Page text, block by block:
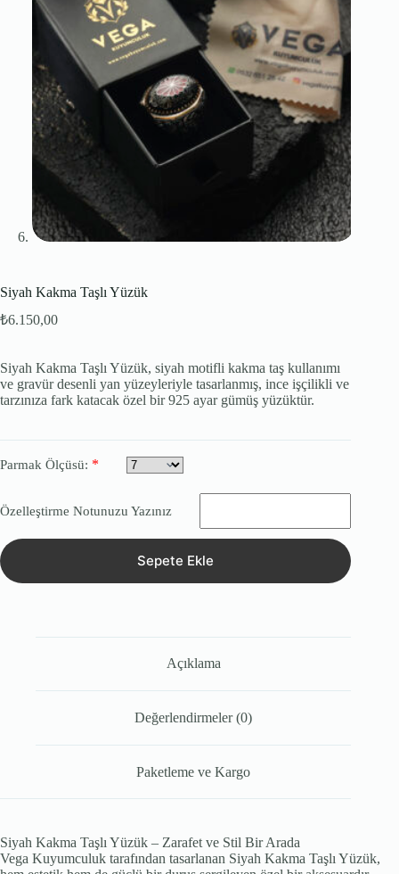
Siyah Kakma Taşlı Yüzük
₺6.150,00
Siyah Kakma Taşlı Yüzük, siyah motifli kakma taş kullanımı
ve gravür desenli yan yüzeyleriyle tasarlanmış, ince işçilikli ve
tarzınıza fark katacak özel bir 925 ayar gümüş yüzüktür.
Parmak Ölçüsü: *
Özelleştirme Notunuzu Yazınız
Sepete Ekle
Açıklama
Değerlendirmeler (0)
Paketleme ve Kargo
Siyah Kakma Taşlı Yüzük – Zarafet ve Stil Bir Arada
Vega Kuyumculuk tarafından tasarlanan Siyah Kakma Taşlı Yüzük,